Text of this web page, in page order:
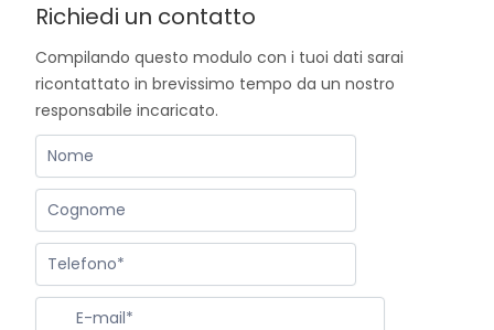
Richiedi un contatto
Compilando questo modulo con i tuoi dati sarai
ricontattato in brevissimo tempo da un nostro
responsabile incaricato.